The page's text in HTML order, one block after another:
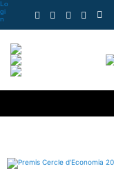
Lo
gi
n